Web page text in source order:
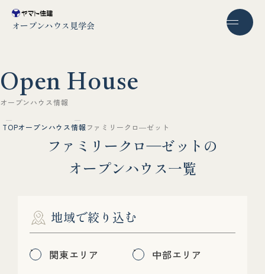
オープンハウス見学会
Open House
オー プンハ ウ ス情報
TOPオープンハウス情報 ファミリークロ―ゼット
フ ァ ミ リ ーク ロ―ゼ ッ ト の
オープンハウ ス一覧
地域で絞り込む
関東エリア
中部エリア